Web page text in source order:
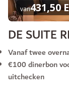
van431,50
DE SUITE
Vanaf twee
€100 dinerbon
uitchecken